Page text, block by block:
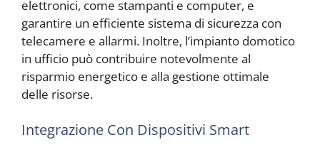
elettronici, come stampanti e computer, e
garantire un efficiente sistema di sicurezza con
telecamere e allarmi. Inoltre, l’impianto domotico
in ufficio può contribuire notevolmente al
risparmio energetico e alla gestione ottimale
delle risorse.
Integrazione Con Dispositivi Smart